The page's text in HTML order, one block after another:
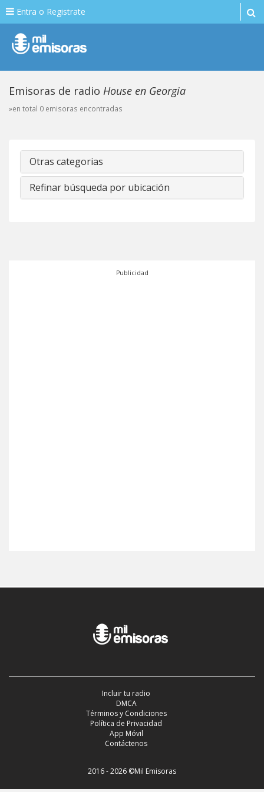
Entra o Registrate
Emisoras de radio House en Georgia
»en total 0 emisoras encontradas
Otras categorias
Refinar búsqueda por ubicación
Publicidad
Incluir tu radio
DMCA
Términos y Condiciones
Política de Privacidad
App Móvil
Contáctenos
2016 - 2026 ©Mil Emisoras